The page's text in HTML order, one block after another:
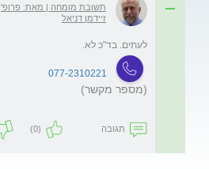
תשובת מומחה | מאת: פרופ'
זיידמן דניאל
לעתים. בד"כ לא.
077-2310221
(מספר מקשר)
תגובה (0)